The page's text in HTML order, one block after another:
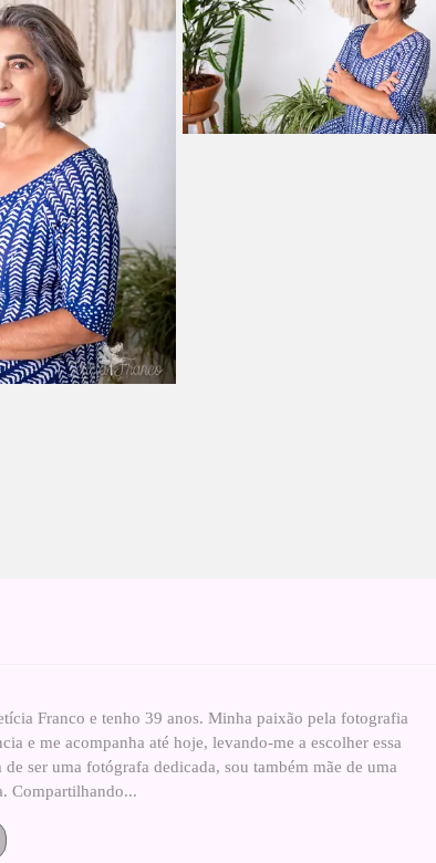
Franco e tenho 39 anos. Minha paixão pela fotografia
e me acompanha até hoje, levando-me a escolher essa
ser uma fotógrafa dedicada, sou também mãe de uma
Compartilhando...